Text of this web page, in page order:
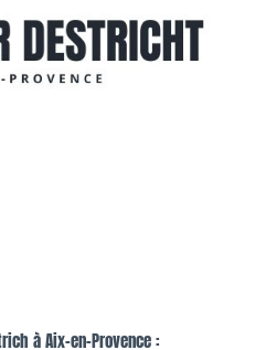
à Aix-en-Provence :